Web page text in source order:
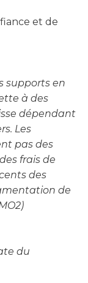
et de
supports en
à des
dépendant
Les
pas des
frais de
des
de
du